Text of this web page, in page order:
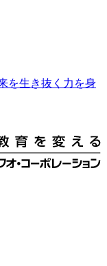
を生き抜く力を身